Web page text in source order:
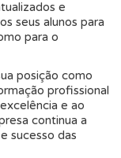
e
seus alunos para
para o
posição como
profissional
e ao
continua a
sucesso das